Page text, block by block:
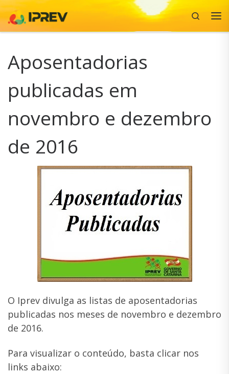
Skip to content
Search
Aposentadorias
publicadas em
novembro e dezembro
de 2016
O Iprev divulga as listas de aposentadorias
publicadas nos meses de novembro e dezembro
de 2016.
Para visualizar o conteúdo, basta clicar nos
links abaixo: